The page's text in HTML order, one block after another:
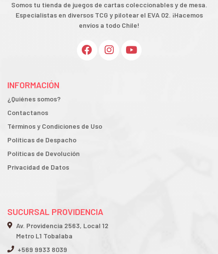
Somos tu tienda de juegos de cartas coleccionables y de mesa.
Especialistas en diversos TCG y pilotear el EVA 02. ¡Hacemos
envíos a todo Chile!
INFORMACIÓN
¿Quiénes somos?
Contactanos
Términos y Condiciones de Uso
Políticas de Despacho
Políticas de Devolución
Privacidad de Datos
SUCURSAL PROVIDENCIA
Av. Providencia 2563, Local 12
Metro L1 Tobalaba
+569 9933 8039